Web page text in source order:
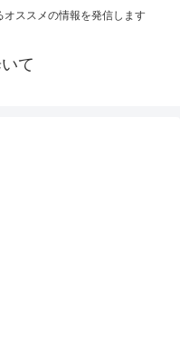
オススメの情報を発信します
て